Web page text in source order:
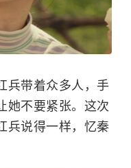
兵带着众多人，手
她不要紧张。这次
兵说得一样，忆秦